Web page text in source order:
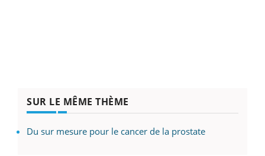
SUR LE MÊME THÈME
Du sur mesure pour le cancer de la prostate